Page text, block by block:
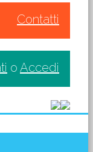
Contatti
o Accedi